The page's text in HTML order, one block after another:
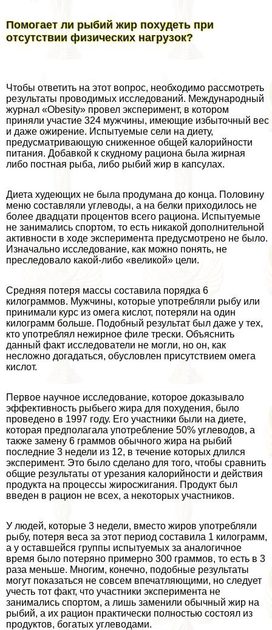
Помогает ли рыбий жир похудеть при
отсутствии физических нагрузок?
Чтобы ответить на этот вопрос, необходимо рассмотреть
результаты проводимых исследований. Международный
журнал «Obesity» провел эксперимент, в котором
приняли участие 324 мужчины, имеющие избыточный вес
и даже ожирение. Испытуемые сели на диету,
предусматривающую сниженное общей калорийности
питания. Добавкой к скудному рациона была жирная
либо постная рыба, либо рыбий жир в капсулах.
Диета худеющих не была продумана до конца. Половину
меню составляли углеводы, а на белки приходилось не
более двадцати процентов всего рациона. Испытуемые
не занимались спортом, то есть никакой дополнительной
активности в ходе эксперимента предусмотрено не было.
Изначально исследование, как можно понять, не
преследовало какой-либо «великой» цели.
Средняя потеря массы составила порядка 6
килограммов. Мужчины, которые употрeбляли рыбу или
принимали курс из омега кислот, потеряли на один
килограмм больше. Подобный результат был даже у тех,
кто употрeблял нежирное филе трески. Объяснить
данный факт исследователи не могли, но он, как
несложно догадаться, обусловлен присутствием омега
кислот.
Первое научное исследование, которое доказывало
эффективность рыбьего жира для похудения, было
проведено в 1997 году. Его участники были на диете,
которая предполагала употрeбление 50% углеводов, а
также замену 6 граммов обычного жира на рыбий
последние 3 недели из 12, в течение которых длился
эксперимент. Это было сделано для того, чтобы сравнить
общие результаты от урезания калорийности и действия
продукта на процессы жиросжигания. Продукт был
введен в рацион не всех, а некоторых участников.
У людей, которые 3 недели, вместо жиров употрeбляли
рыбу, потеря веса за этот период составила 1 килограмм,
а у оставшейся группы испытуемых за аналогичное
время было потеряно примерно 300 граммов, то есть в 3
раза меньше. Многим, конечно, подобные результаты
могут показаться не совсем впечатляющими, но следует
учесть тот факт, что участники эксперимента не
занимались спортом, а лишь заменили обычный жир на
рыбий, а их рацион пpaктически полностью состоял из
продуктов, богатых углеводами.